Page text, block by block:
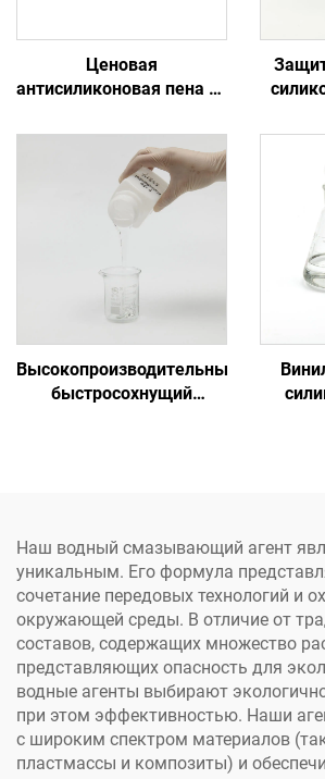
Ценовая
антисиликоновая пена от
пены
на
Высокопроизводительный
быстросохнущий
Наш водный смазывающий агент
уникальным. Его формула
сочетание передовых технологий и
окружающей среды. В отличие от
составов, содержащих множество
представляющих опасность для
водные агенты выбирают
при этом эффективностью. Наши
с широким спектром материалов
пластмассы и композиты) и